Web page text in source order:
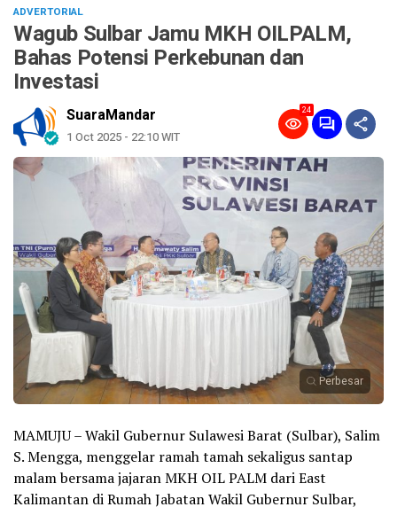
ADVERTORIAL
Wagub Sulbar Jamu MKH OILPALM,
Bahas Potensi Perkebunan dan
Investasi
SuaraMandar
1 Oct 2025 - 22:10 WIT
24
Perbesar
MAMUJU – Wakil Gubernur Sulawesi Barat (Sulbar), Salim
S. Mengga, menggelar ramah tamah sekaligus santap
malam bersama jajaran MKH OIL PALM dari East
Kalimantan di Rumah Jabatan Wakil Gubernur Sulbar,